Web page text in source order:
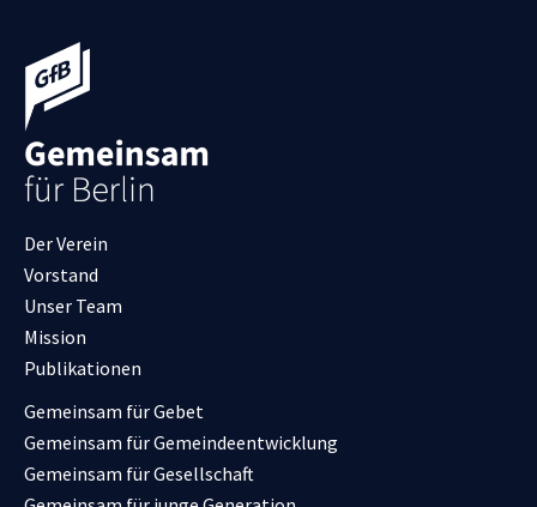
Der Verein
Vorstand
Unser Team
Mission
Publikationen
Gemeinsam für Gebet
Gemeinsam für Gemeindeentwicklung
Gemeinsam für Gesellschaft